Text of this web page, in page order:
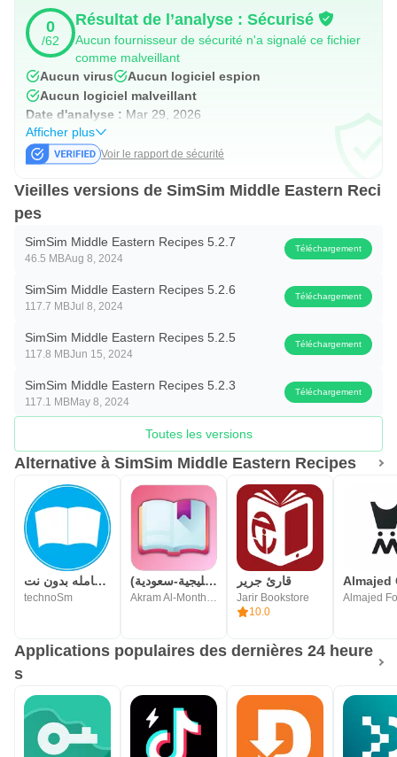
Apportez facilement les saveurs de la cuisine arabe dans
votre cuisine. Téléchargez SimSim maintenant et
commencez à cuisiner de délicieux plats arabes à la
maison !
Et n'oubliez pas de consulter SimSim sur Facebook et
Instagram !
Nous espérons que vous apprécierez cuisiner avec
SimSim. Si vous avez des questions ou des
commentaires, veuillez nous contacter à
info@simsimrecipes.com
0
/62
Résultat de l’analyse : Sécurisé
Aucun fournisseur de sécurité n'a signalé ce fichier
comme malveillant
Aucun virus
Aucun logiciel espion
Aucun logiciel malveillant
Date d'analyse : Mar 29, 2026
Afficher plus
Voir le rapport de sécurité
Vieilles versions de SimSim Middle Eastern Reci
pes
SimSim Middle Eastern Recipes 5.2.7
46.5 MBAug 8, 2024
Téléchargement
SimSim Middle Eastern Recipes 5.2.6
117.7 MBJul 8, 2024
Téléchargement
SimSim Middle Eastern Recipes 5.2.5
117.8 MBJun 15, 2024
Téléchargement
SimSim Middle Eastern Recipes 5.2.3
117.1 MBMay 8, 2024
Téléchargement
Toutes les versions
Alternative à SimSim Middle Eastern Recipes
المكتبة الشامله بدون نت
technoSm
رواياتي (عربية-خليجية-سعودية) قارئ جرير
Jarir Bookstore
10.0
Applications populaires des dernières 24 heure
s